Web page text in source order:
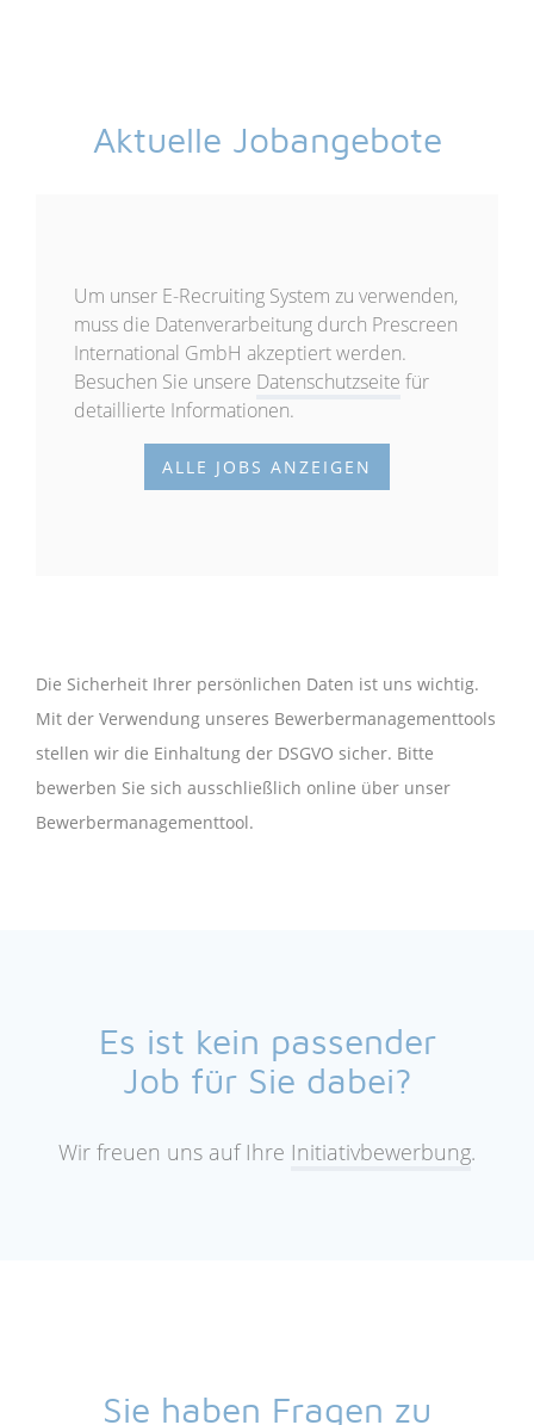
Aktuelle Jobangebote
Um unser E-Recruiting System zu verwenden,
muss die Datenverarbeitung durch Prescreen
International GmbH akzeptiert werden.
Besuchen Sie unsere Datenschutzseite für
detaillierte Informationen.
ALLE JOBS ANZEIGEN
Die Sicherheit Ihrer persönlichen Daten ist uns wichtig.
Mit der Verwendung unseres Bewerbermanagementtools
stellen wir die Einhaltung der DSGVO sicher. Bitte
bewerben Sie sich ausschließlich online über unser
Bewerbermanagementtool.
Es ist kein passender
Job für Sie dabei?
Wir freuen uns auf Ihre Initiativbewerbung.
Sie haben Fragen zu